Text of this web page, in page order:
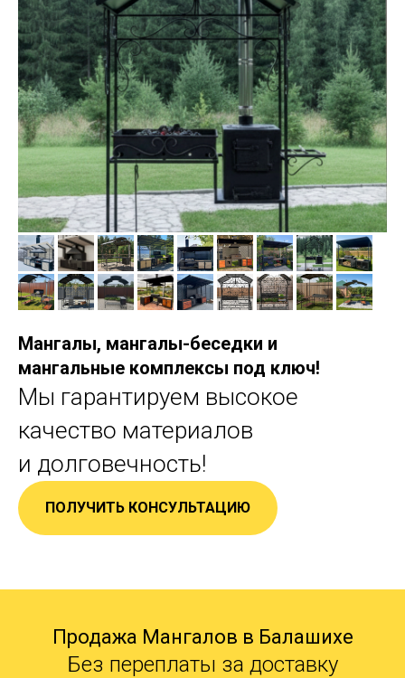
Мангалы, мангалы-беседки и
мангальные комплексы под ключ!
Мы гарантируем высокое
качество материалов
и долговечность!
ПОЛУЧИТЬ КОНСУЛЬТАЦИЮ
Продажа Мангалов в Балашихе
Без переплаты за доставку